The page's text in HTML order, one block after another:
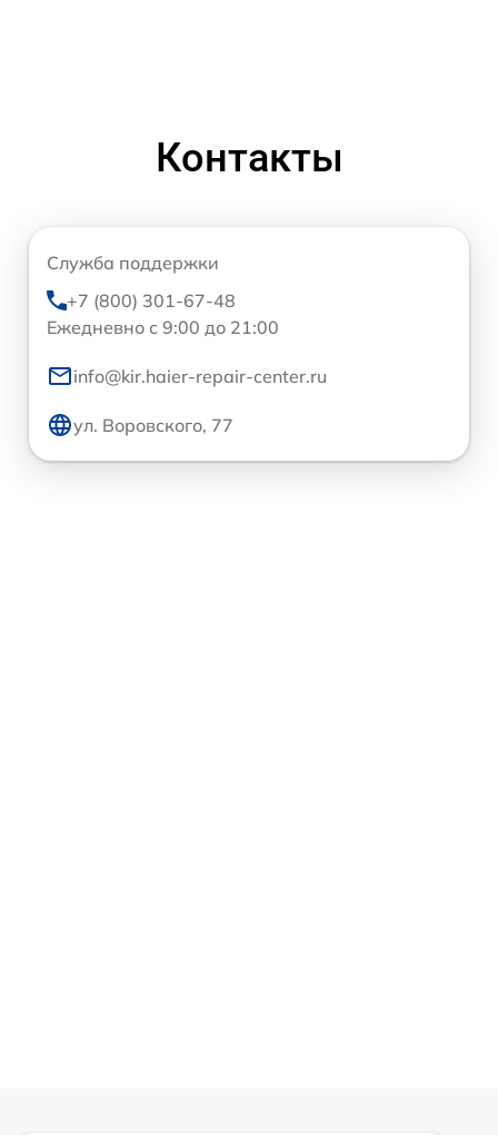
Контакты
Служба поддержки
+7 (800) 301-67-48
Ежедневно с 9:00 до 21:00
info@kir.haier-repair-center.ru
ул. Воровского, 77